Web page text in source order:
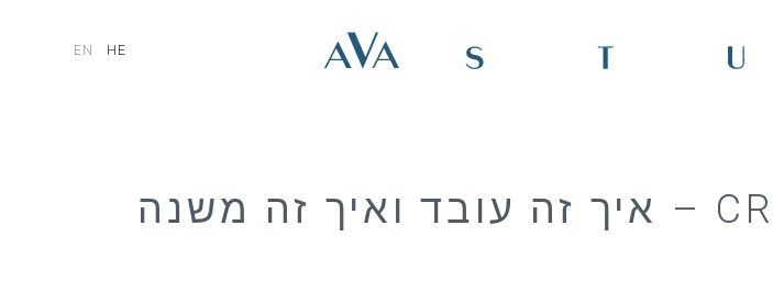
HE
EN
טכנולוגיות AI בשילוב מערכת CRM – איך זה עובד ואיך זה משנה